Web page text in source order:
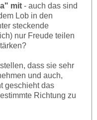
mit - auch das sind
Lob in den
steckende
nur Freude teilen
dass sie sehr
und auch,
geschieht das
Richtung zu